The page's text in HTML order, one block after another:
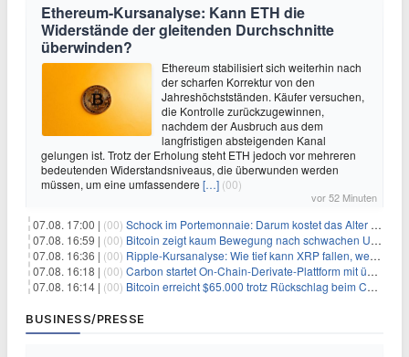
Ethereum-Kursanalyse: Kann ETH die
Widerstände der gleitenden Durchschnitte
überwinden?
Ethereum stabilisiert sich weiterhin nach
der scharfen Korrektur von den
Jahreshöchstständen. Käufer versuchen,
die Kontrolle zurückzugewinnen,
nachdem der Ausbruch aus dem
langfristigen absteigenden Kanal
gelungen ist. Trotz der Erholung steht ETH jedoch vor mehreren
bedeutenden Widerstandsniveaus, die überwunden werden
müssen, um eine umfassendere […] (00)
vor 52 Minuten
07.08. 17:00 | (00) Schock im Portemonnaie: Darum kostet das Alter deutlich mehr als Sie denken
07.08. 16:59 | (00) Bitcoin zeigt kaum Bewegung nach schwachen US-Arbeitsmarktdaten, Fed-Zinserhöhungschancen sinken auf 44%
07.08. 16:36 | (00) Ripple-Kursanalyse: Wie tief kann XRP fallen, wenn die $1-Unterstützung am Wochenende verloren geht?
07.08. 16:18 | (00) Carbon startet On-Chain-Derivate-Plattform mit über 950 Märkten in einem Konto
07.08. 16:14 | (00) Bitcoin erreicht $65.000 trotz Rückschlag beim CLARITY Act und fehlendem US-Iran-Abkommen
BUSINESS/PRESSE